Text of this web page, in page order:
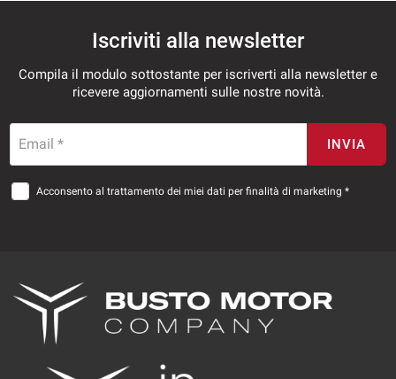
Iscriviti alla newsletter
Compila il modulo sottostante per iscriverti alla newsletter e
ricevere aggiornamenti sulle nostre novità.
Email * INVIA
Acconsento al trattamento dei miei dati per finalità di marketing *